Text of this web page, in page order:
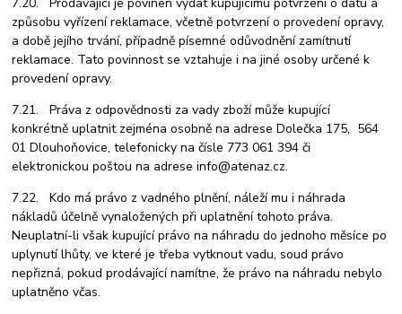
7.20. Prodávající je povinen vydat kupujícímu potvrzení o datu a
způsobu vyřízení reklamace, včetně potvrzení o provedení opravy,
a době jejího trvání, případně písemné odůvodnění zamítnutí
reklamace. Tato povinnost se vztahuje i na jiné osoby určené k
provedení opravy.
7.21. Práva z odpovědnosti za vady zboží může kupující
konkrétně uplatnit zejména osobně na adrese Dolečka 175, 564
01 Dlouhoňovice, telefonicky na čísle 773 061 394 či
elektronickou poštou na adrese info@atenaz.cz.
7.22. Kdo má právo z vadného plnění, náleží mu i náhrada
nákladů účelně vynaložených při uplatnění tohoto práva.
Neuplatní-li však kupující právo na náhradu do jednoho měsíce po
uplynutí lhůty, ve které je třeba vytknout vadu, soud právo
nepřizná, pokud prodávající namítne, že právo na náhradu nebylo
uplatněno včas.